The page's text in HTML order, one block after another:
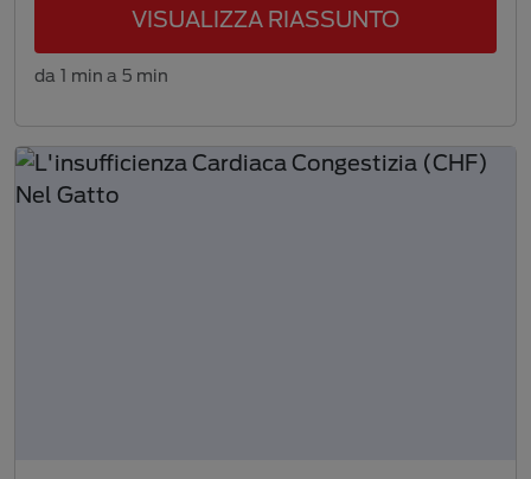
VISUALIZZA RIASSUNTO
da 1 min a 5 min